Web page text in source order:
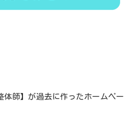
体師】が過去に作ったホームペー